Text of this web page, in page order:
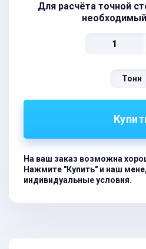
Для расчёта точной
Тонн
На ваш заказ возможна
Нажмите "Купить" и наш
индивидуальные условия.